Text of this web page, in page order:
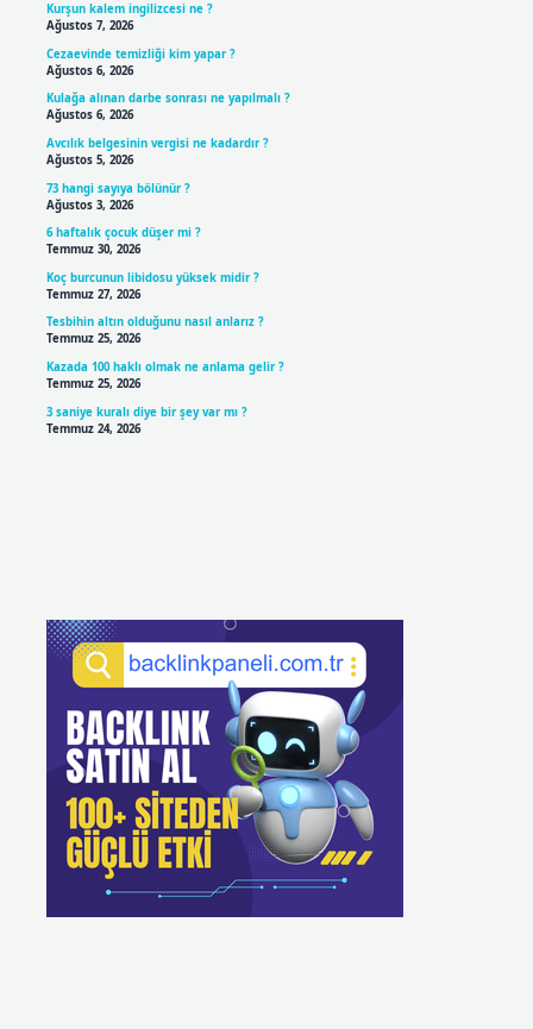
Kurşun kalem ingilizcesi ne ?
Ağustos 7, 2026
Cezaevinde temizliği kim yapar ?
Ağustos 6, 2026
Kulağa alınan darbe sonrası ne yapılmalı ?
Ağustos 6, 2026
Avcılık belgesinin vergisi ne kadardır ?
Ağustos 5, 2026
73 hangi sayıya bölünür ?
Ağustos 3, 2026
6 haftalık çocuk düşer mi ?
Temmuz 30, 2026
Koç burcunun libidosu yüksek midir ?
Temmuz 27, 2026
Tesbihin altın olduğunu nasıl anlarız ?
Temmuz 25, 2026
Kazada 100 haklı olmak ne anlama gelir ?
Temmuz 25, 2026
3 saniye kuralı diye bir şey var mı ?
Temmuz 24, 2026